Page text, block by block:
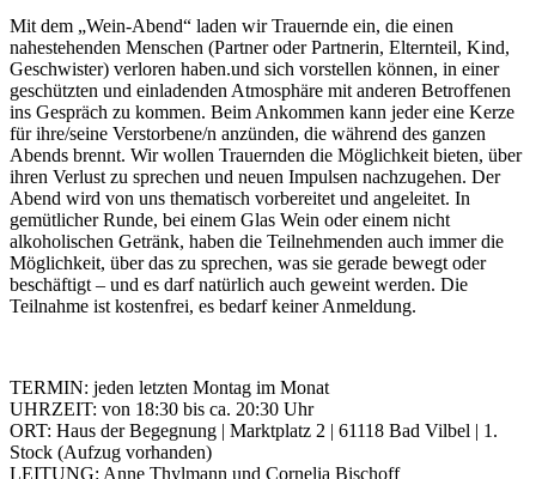
Mit dem „Wein-Abend“ laden wir Trauernde ein, die einen
nahestehenden Menschen (Partner oder Partnerin, Elternteil, Kind,
Geschwister) verloren haben.und sich vorstellen können, in einer
geschützten und einladenden Atmosphäre mit anderen Betroffenen
ins Gespräch zu kommen. Beim Ankommen kann jeder eine Kerze
für ihre/seine Verstorbene/n anzünden, die während des ganzen
Abends brennt. Wir wollen Trauernden die Möglichkeit bieten, über
ihren Verlust zu sprechen und neuen Impulsen nachzugehen. Der
Abend wird von uns thematisch vorbereitet und angeleitet. In
gemütlicher Runde, bei einem Glas Wein oder einem nicht
alkoholischen Getränk, haben die Teilnehmenden auch immer die
Möglichkeit, über das zu sprechen, was sie gerade bewegt oder
beschäftigt – und es darf natürlich auch geweint werden. Die
Teilnahme ist kostenfrei, es bedarf keiner Anmeldung.
TERMIN: jeden letzten Montag im Monat
UHRZEIT: von 18:30 bis ca. 20:30 Uhr
ORT: Haus der Begegnung | Marktplatz 2 | 61118 Bad Vilbel | 1.
Stock (Aufzug vorhanden)
LEITUNG: Anne Thylmann und Cornelia Bischoff